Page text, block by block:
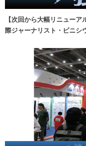
【次回から大幅リニュー
際ジャーナリスト・ビニシ